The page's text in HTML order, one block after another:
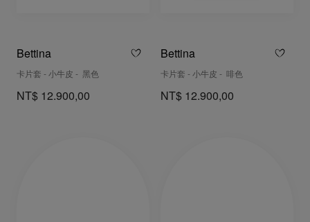
Bettina
卡片套 - 小牛皮 - 黑色
NT$ 12.900,00
Bettina
卡片套 - 小牛皮 - 啡色
NT$ 12.900,00